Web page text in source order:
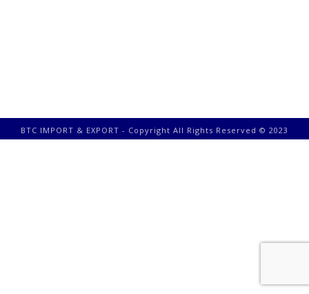
BTC IMPORT & EXPORT - Copyright All Rights Reserved © 2023